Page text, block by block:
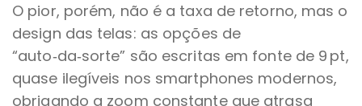
O pior, porém, não é a taxa de retorno, mas o
design das telas: as opções de
“auto‑da‑sorte” são escritas em fonte de 9 pt,
quase ilegíveis nos smartphones modernos,
obrigando a zoom constante que atrasa